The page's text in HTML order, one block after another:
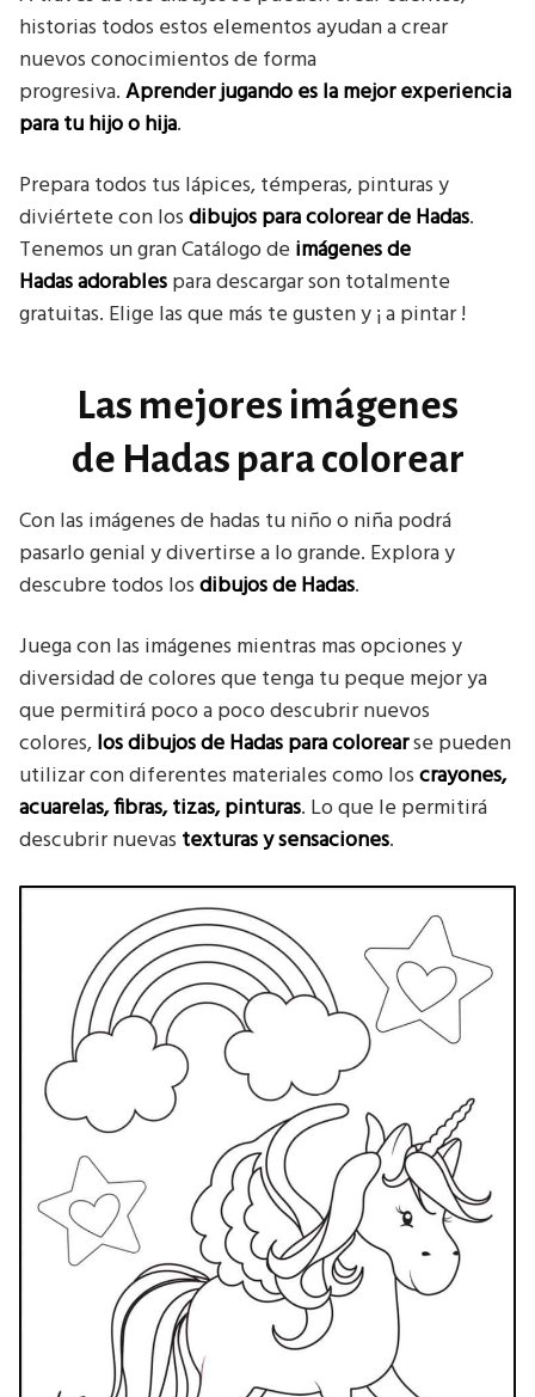
historias todos estos elementos ayudan a crear
nuevos conocimientos de forma
progresiva.Aprender jugando es la mejor experiencia
para tu hijo o hija.
Prepara todos tus lápices, témperas, pinturas y
diviértete con losdibujos para colorear de Hadas.
Tenemos un gran Catálogo de imágenes de
Hadasadorablespara descargar son totalmente
gratuitas. Elige las que más te gusten y ¡ a pintar !
Las mejores imágenes
de Hadas para colorear
Con las imágenes de hadas tu niño o niña podrá
pasarlo genial y divertirse a lo grande. Explora y
descubre todos losdibujos de Hadas.
Juega con las imágenes mientras mas opciones y
diversidad de colores que tenga tu peque mejor ya
que permitirá poco a poco descubrir nuevos
colores,los dibujos de Hadaspara colorearse pueden
utilizar con diferentes materiales como loscrayones,
acuarelas, fibras, tizas, pinturas. Lo que le permitirá
descubrir nuevas texturas y sensaciones.